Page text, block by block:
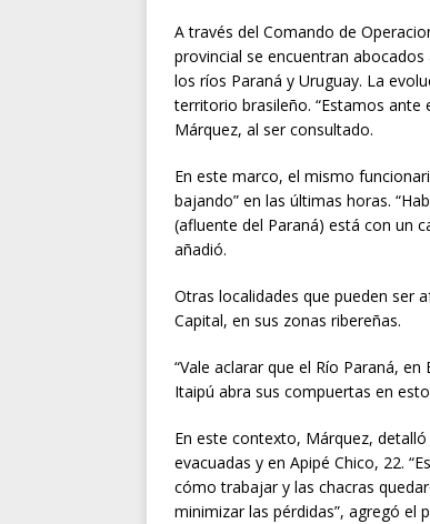
A través del Comando de
provincial se encuentran
los ríos Paraná y Uruguay. La
territorio brasileño. “Estamos ante
Márquez, al ser consultado.
En este marco, el mismo
bajando” en las últimas horas.
(afluente del Paraná) está con un
añadió.
Otras localidades que pueden ser
Capital, en sus zonas ribereñas.
“Vale aclarar que el Río Paraná,
Itaipú abra sus compuertas en
En este contexto, Márquez,
evacuadas y en Apipé Chico, 22.
cómo trabajar y las chacras
minimizar las pérdidas”, agregó el